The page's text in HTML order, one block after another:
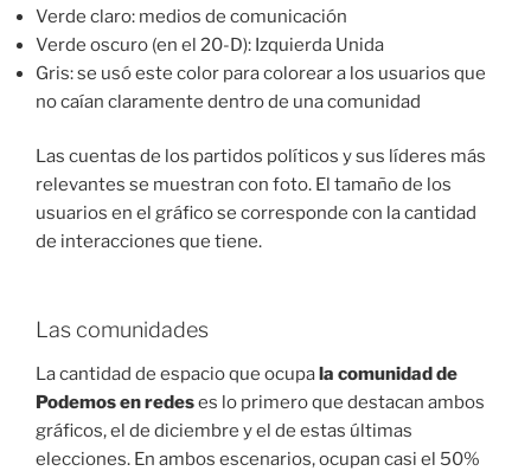
Verde claro: medios de comunicación
Verde oscuro (en el 20-D): Izquierda Unida
Gris: se usó este color para colorear a los usuarios que
no caían claramente dentro de una comunidad
Las cuentas de los partidos políticos y sus líderes más
relevantes se muestran con foto. El tamaño de los
usuarios en el gráfico se corresponde con la cantidad
de interacciones que tiene.
Las comunidades
La cantidad de espacio que ocupa la comunidad de
Podemos en redeses lo primero que destacan ambos
gráficos, el de diciembre y el de estas últimas
elecciones. En ambos escenarios, ocupan casi el 50%